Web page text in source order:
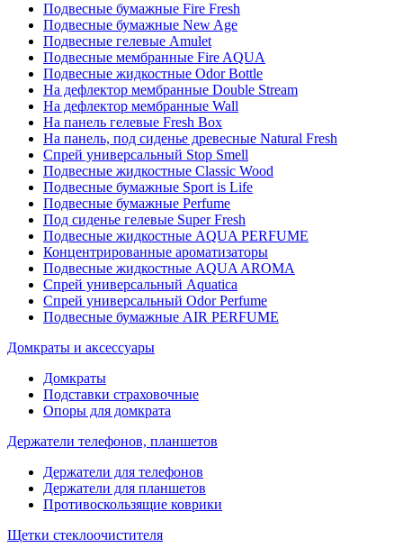
Подвесные бумажные Fire Fresh
Подвесные бумажные New Age
Подвесные гелевые Amulet
Подвесные мембранные Fire AQUA
Подвесные жидкостные Odor Bottle
На дефлектор мембранные Double Stream
На дефлектор мембранные Wall
На панель гелевые Fresh Box
На панель, под сиденье древесные Natural Fresh
Спрей универсальный Stop Smell
Подвесные жидкостные Classic Wood
Подвесные бумажные Sport is Life
Подвесные бумажные Perfume
Под сиденье гелевые Super Fresh
Подвесные жидкостные AQUA PERFUME
Концентрированные ароматизаторы
Подвесные жидкостные AQUA AROMA
Спрей универсальный Aquatica
Спрей универсальный Odor Perfume
Подвесные бумажные AIR PERFUME
Домкраты и аксессуары
Домкраты
Подставки страховочные
Опоры для домкрата
Держатели телефонов, планшетов
Держатели для телефонов
Держатели для планшетов
Противоскользящие коврики
Щетки стеклоочистителя